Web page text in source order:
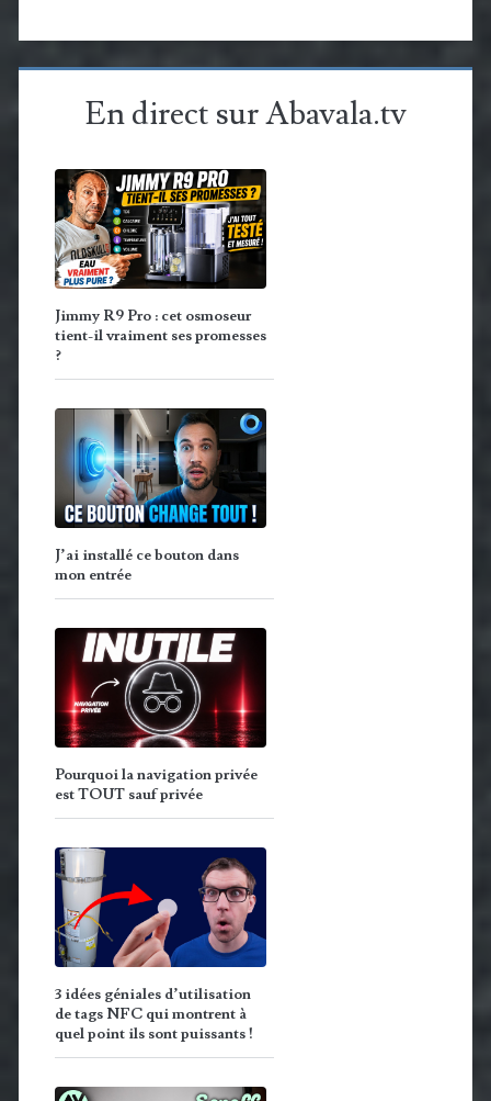
En direct sur Abavala.tv
Jimmy R9 Pro : cet osmoseur
tient-il vraiment ses promesses
?
J’ai installé ce bouton dans
mon entrée
Pourquoi la navigation privée
est TOUT sauf privée
3 idées géniales d’utilisation
de tags NFC qui montrent à
quel point ils sont puissants !